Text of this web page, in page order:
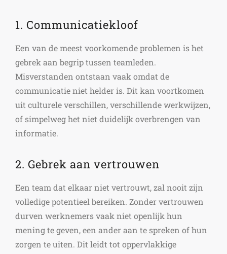
1. Communicatiekloof
Een van de meest voorkomende problemen is het
gebrek aan begrip tussen teamleden.
Misverstanden ontstaan vaak omdat de
communicatie niet helder is. Dit kan voortkomen
uit culturele verschillen, verschillende werkwijzen,
of simpelweg het niet duidelijk overbrengen van
informatie.
2. Gebrek aan vertrouwen
Een team dat elkaar niet vertrouwt, zal nooit zijn
volledige potentieel bereiken. Zonder vertrouwen
durven werknemers vaak niet openlijk hun
mening te geven, een ander aan te spreken of hun
zorgen te uiten. Dit leidt tot oppervlakkige